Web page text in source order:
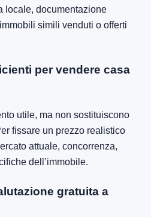
locale, documentazione
simili venduti o offerti
per vendere casa
utile, ma non sostituiscono
fissare un prezzo realistico
attuale, concorrenza,
dell’immobile.
gratuita a